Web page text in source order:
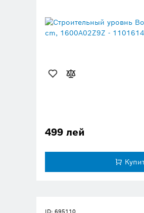
499 лей
ID: 695110